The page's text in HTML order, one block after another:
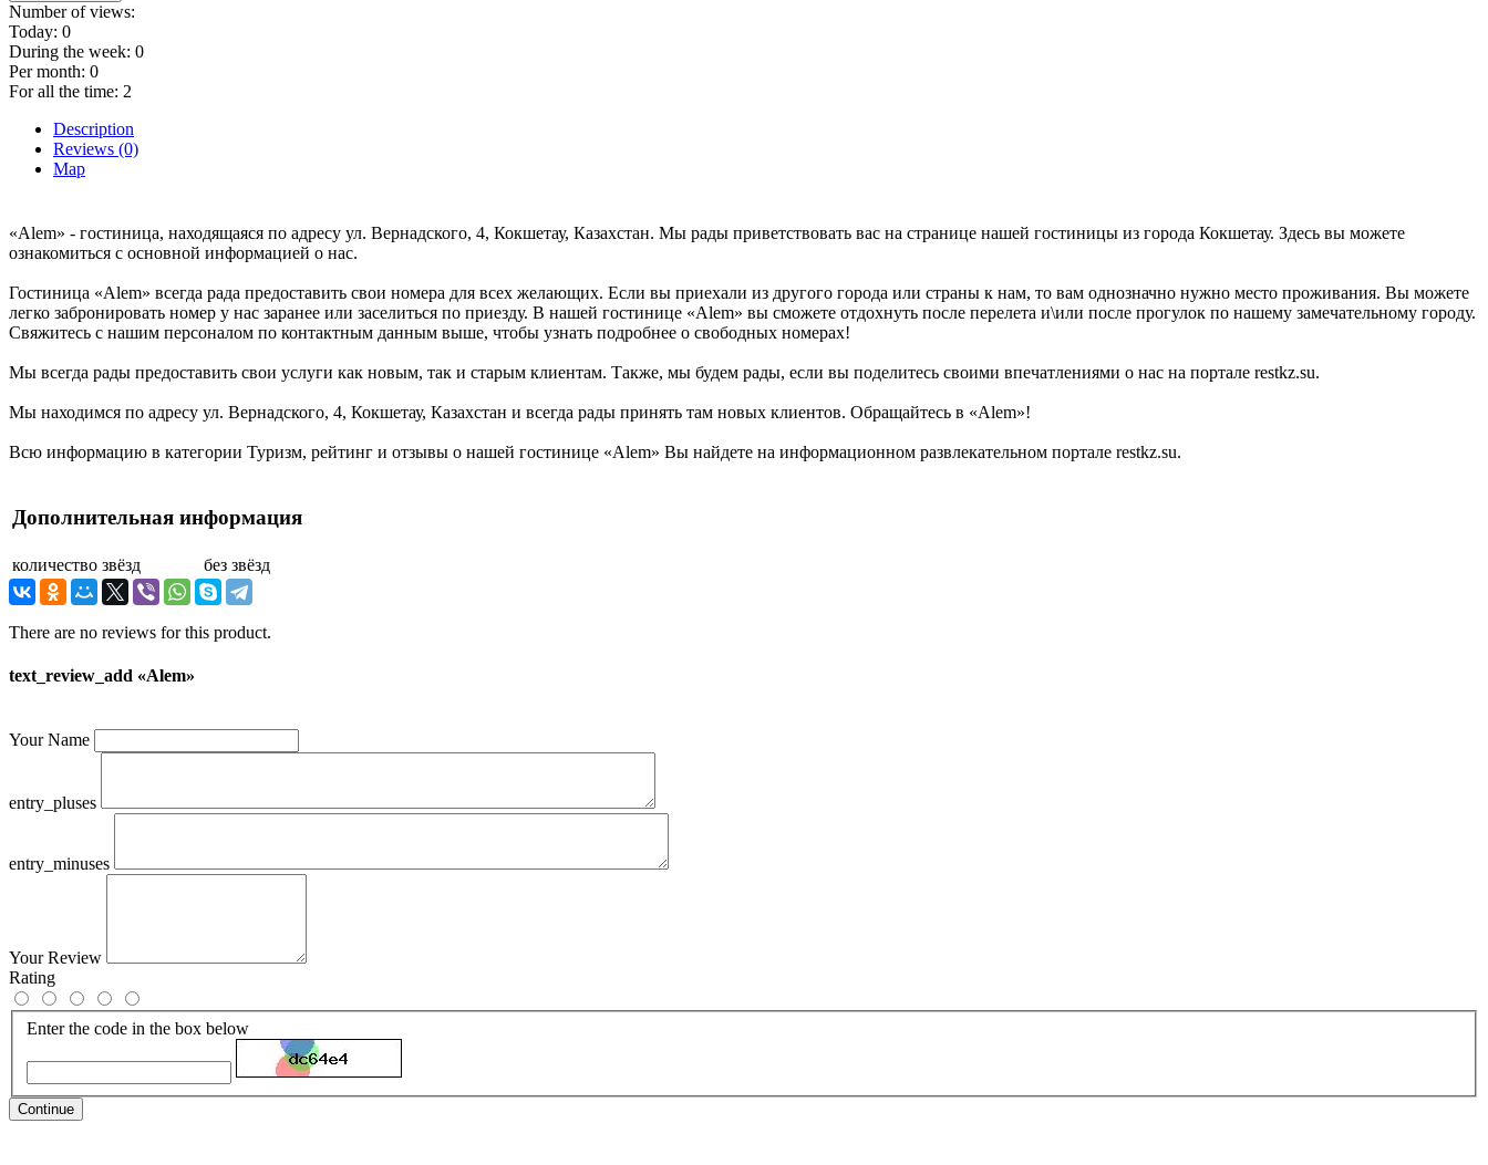
Number of views:
Today: 0
During the week: 0
Per month: 0
For all the time: 2
Description
Reviews (0)
Map
«Alem» - гостиница, находящаяся по адресу ул. Вернадского, 4, Кокшетау, Казахстан. Мы рады приветствовать вас на странице нашей гостиницы из города Кокшетау. Здесь вы можете
ознакомиться с основной информацией о нас.
Гостиница «Alem» всегда рада предоставить свои номера для всех желающих. Если вы приехали из другого города или страны к нам, то вам однозначно нужно место проживания. Вы можете
легко забронировать номер у нас заранее или заселиться по приезду. В нашей гостинице «Alem» вы сможете отдохнуть после перелета и\или после прогулок по нашему замечательному городу.
Свяжитесь с нашим персоналом по контактным данным выше, чтобы узнать подробнее о свободных номерах!
Мы всегда рады предоставить свои услуги как новым, так и старым клиентам. Также, мы будем рады, если вы поделитесь своими впечатлениями о нас на портале restkz.su.
Мы находимся по адресу ул. Вернадского, 4, Кокшетау, Казахстан и всегда рады принять там новых клиентов. Обращайтесь в «Alem»!
Всю информацию в категории Туризм, рейтинг и отзывы о нашей гостинице «Alem» Вы найдете на информационном развлекательном портале restkz.su.
Дополнительная информация
количество звёзд без звёзд
There are no reviews for this product.
text_review_add «Alem»
Your Name
entry_pluses
entry_minuses
Your Review
Rating
Enter the code in the box below
Continue